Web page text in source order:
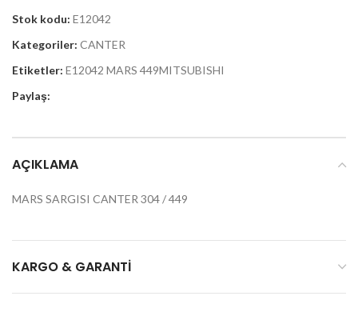
Stok kodu: E12042
Kategoriler: CANTER
Etiketler: E12042 MARS 449MITSUBISHI
Paylaş:
AÇIKLAMA
MARS SARGISI CANTER 304 / 449
KARGO & GARANTI